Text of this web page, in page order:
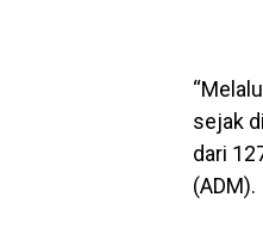
sejak
dari
(ADM).